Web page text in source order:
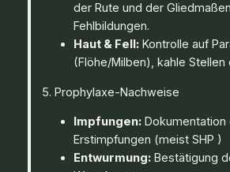
der Rute und der
Fehlbildungen.
Haut & Fell: Kontrolle auf
(Flöhe/Milben), kahle Stellen
5. Prophylaxe-Nachweise
Impfungen: Dokumentation
Erstimpfungen (meist SHP )
Entwurmung: Bestätigung